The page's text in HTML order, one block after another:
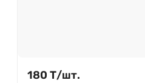
180 Т/шт.